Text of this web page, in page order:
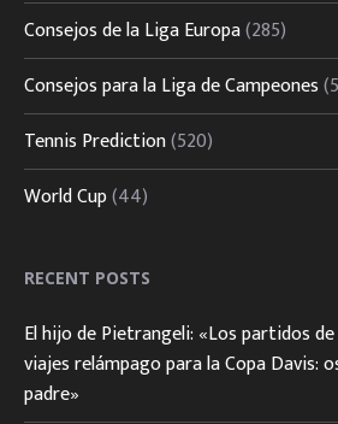
Consejos de la Liga Europa(285)
Consejos para la Liga de Campeones
Tennis Prediction(520)
World Cup(44)
RECENT POSTS
El hijo de Pietrangeli: «Los partidos
viajes relámpago para la Copa Davis:
padre»